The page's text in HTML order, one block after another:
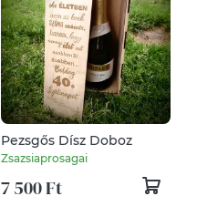
Pezsgős Dísz Doboz
Zsazsiaprosagai
7 500 Ft